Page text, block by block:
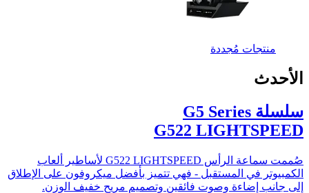
منتجات مُجددة
الأحدث
سلسلة G5 Series
G522 LIGHTSPEED
صُممت سماعة الرأس ‏G522 LIGHTSPEED لأساطير ألعاب
الكمبيوتر في المستقبل - فهي تتميز بأفضل ميكروفون على الإطلاق
إلى جانب إضاءة وصوت فائقين وتصميم مريح خفيف الوزن.